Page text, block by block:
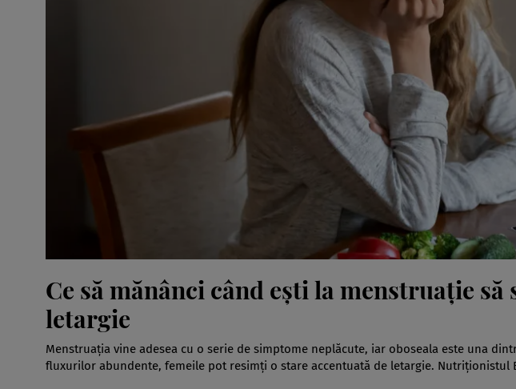
Ce să mănânci când ești la menstruație să
letargie
Menstruația vine adesea cu o serie de simptome neplăcute, iar oboseala este una
fluxurilor abundente, femeile pot resimți o stare accentuată de letargie. Nutriționistul